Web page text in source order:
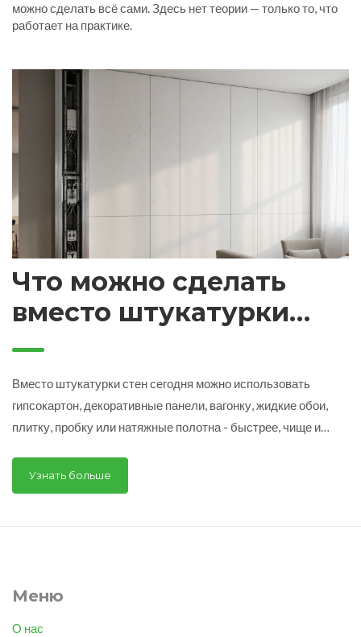
можно сделать всё сами. Здесь нет теории — только то, что
работает на практике.
Что можно сделать
вместо штукатурки
стен: 7 современных
альтернатив
Вместо штукатурки стен сегодня можно использовать
гипсокартон, декоративные панели, вагонку, жидкие обои,
плитку, пробку или натяжные полотна - быстрее, чище и
Узнать больше
Меню
О нас